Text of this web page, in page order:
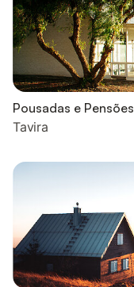
Pousadas e Pensões
Tavira